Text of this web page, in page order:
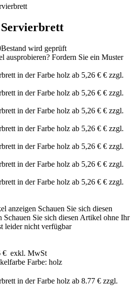
Servierbrett
Bestand wird geprüft
ausprobieren? Fordern Sie ein Muster
anzeigen Schauen Sie sich diesen
Schauen Sie sich diesen Artikel ohne Ihr
leider nicht verfügbar
€ exkl. MwSt
Farbe: holz